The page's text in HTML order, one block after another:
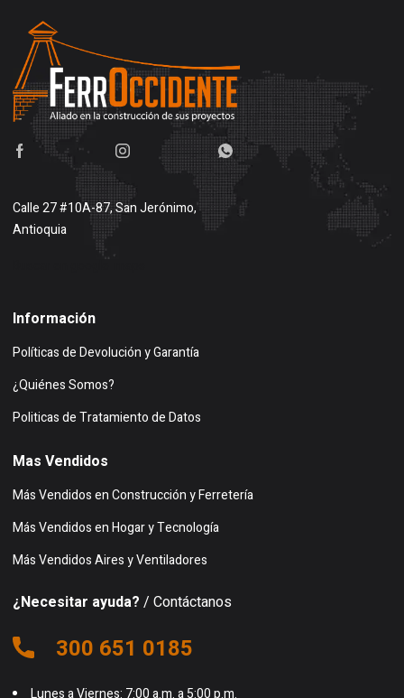
Calle 27 #10A-87, San Jerónimo,
Antioquia
Información
Políticas de Devolución y Garantía
¿Quiénes Somos?
Politicas de Tratamiento de Datos
Mas Vendidos
Más Vendidos en Construcción y Ferretería
Más Vendidos en Hogar y Tecnología
Más Vendidos Aires y Ventiladores
¿Necesitar ayuda? / Contáctanos
300 651 0185
Lunes a Viernes: 7:00 a.m. a 5:00 p.m.